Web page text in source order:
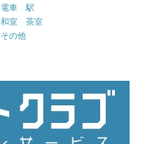
電車 駅
和室 茶室
その他